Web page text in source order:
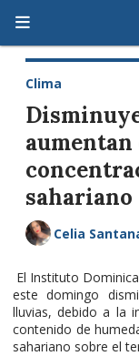
sahariano
Clima
Celia
El Instituto
este domingo
lluvias, debido a la
contenido de
sahariano sobre el